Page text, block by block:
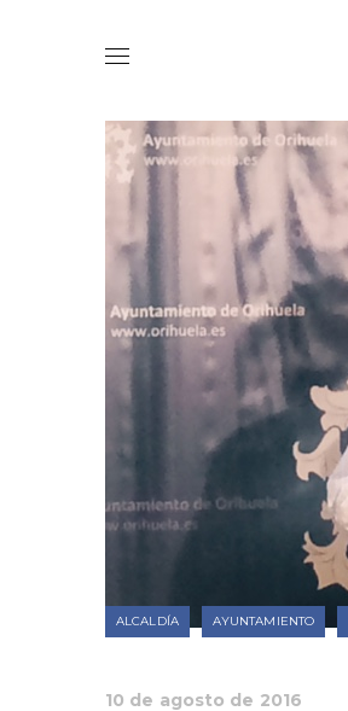
ALCALDÍA AYUNTAMIENTO
10 de agosto de 2016